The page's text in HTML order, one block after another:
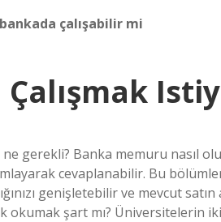
çalışabilir mi
ne gerekli? Banka memuru nasıl
cevaplanabilir. Bu
genişletebilir ve mevcut
okumak şart mı? Üniversitelerin